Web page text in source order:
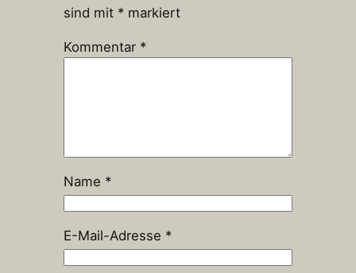
sind mit *markiert
Kommentar *
Name *
E-Mail-Adresse *